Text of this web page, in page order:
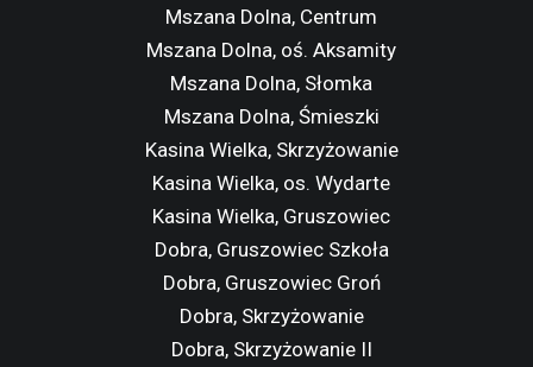
Mszana Dolna, Centrum
Mszana Dolna, oś. Aksamity
Mszana Dolna, Słomka
Mszana Dolna, Śmieszki
Kasina Wielka, Skrzyżowanie
Kasina Wielka, os. Wydarte
Kasina Wielka, Gruszowiec
Dobra, Gruszowiec Szkoła
Dobra, Gruszowiec Groń
Dobra, Skrzyżowanie
Dobra, Skrzyżowanie II